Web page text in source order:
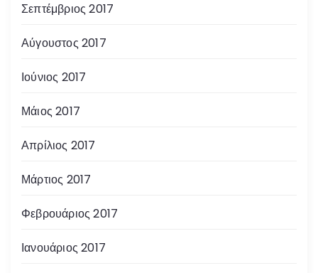
Σεπτέμβριος 2017
Αύγουστος 2017
Ιούνιος 2017
Μάιος 2017
Απρίλιος 2017
Μάρτιος 2017
Φεβρουάριος 2017
Ιανουάριος 2017